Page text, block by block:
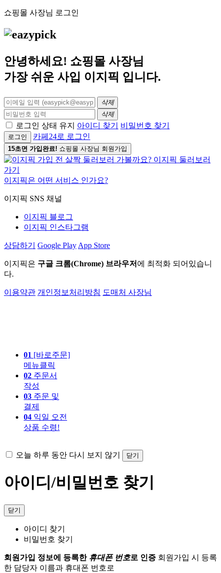
쇼핑몰 사장님 로그인
안녕하세요! 쇼핑몰 사장님
가장 쉬운 사입 이지픽 입니다.
삭제
삭제
로그인 상태 유지 아이디 찾기 비밀번호 찾기
로그인 카페24로 로그인
15초면 가입완료! 쇼핑몰 사장님 회원가입
이지픽은 어떤 서비스 인가요?
이지픽 SNS 채널
이지픽 블로그
이지픽 인스타그램
상담하기 Google Play App Store
이지픽은 구글 크롬(Chrome) 브라우저 에 최적화 되어있습니
다.
이용약관 개인정보처리방침 도매처 사장님
01 [바로주문]
메뉴클릭
02 주문서
작성
03 주문 및
결제
04 익일 오전
상품 수령!
오늘 하루 동안 다시 보지 않기 닫기
아이디/비밀번호 찾기
닫기
아이디 찾기
비밀번호 찾기
회원가입 정보에 등록한 휴대폰 번호로 인증 회원가입 시 등록
한 담당자 이름과 휴대폰 번호로